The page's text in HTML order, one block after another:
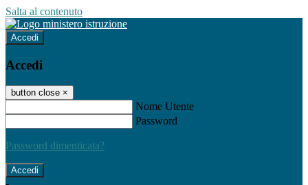
Salta al contenuto
Accedi
Accedi
button close ×
Nome Utente
Password
Password dimenticata?